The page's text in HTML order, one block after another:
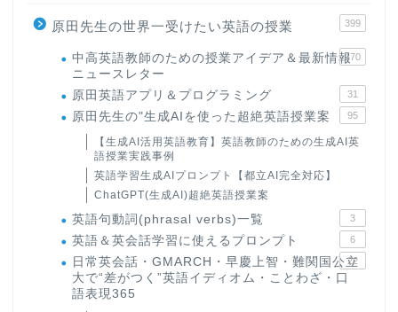
原田先生の世界一受けたい英語の授業 399
中高英語教師のための授業アイデア＆最新情報
ニュースレター
170
原田英語アプリ＆プログラミング 31
原田先生の"生成AIを使った超絶英語授業案 95
【生成AI活用英語教育】英語教師のための生成AI英
語授業実践事例
英語学習生成AIプロンプト【都立AI完全対応】
ChatGPT(生成AI)超絶英語授業案
英語句動詞(phrasal verbs)一覧 3
英語＆英会話学習に使えるプロンプト 6
日常英会話・GMARCH・早慶上智・難関国公立
大で“差がつく”英語イディオム・ことわざ・口
語表現365
22